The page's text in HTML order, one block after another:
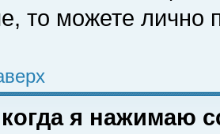
то можете лично
я нажимаю